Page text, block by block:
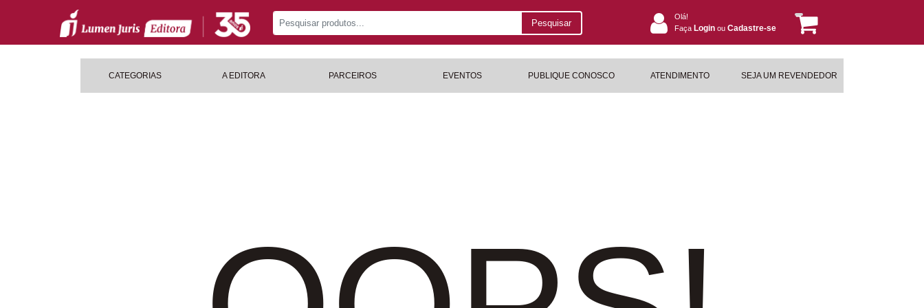
Pesquisar
Olá!
Faça Login ou Cadastre-se
CATEGORIAS A EDITORA PARCEIROS EVENTOS PUBLIQUE CONOSCO ATENDIMENTO SEJA UM REVENDEDOR